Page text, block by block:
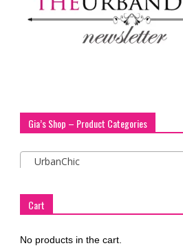
Gia’s Shop – Product Categories
UrbanChic
Cart
No products in the cart.